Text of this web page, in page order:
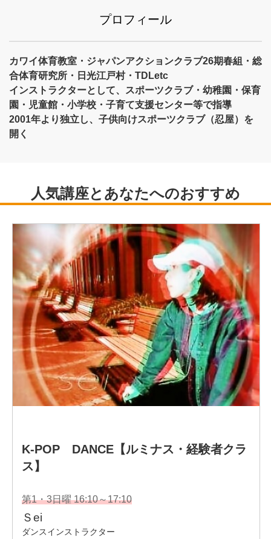
プロフィール
カワイ体育教室・ジャパンアクションクラブ26期春組・総
合体育研究所・日光江戸村・TDLetc
インストラクターとして、スポーツクラブ・幼稚園・保育
園・児童館・小学校・子育て支援センター等で指導
2001年より独立し、子供向けスポーツクラブ（忍屋）を
開く